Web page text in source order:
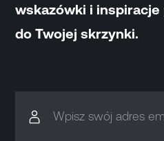
wskazówki i
do Twojej skrzynki.
Wpisz swój adres